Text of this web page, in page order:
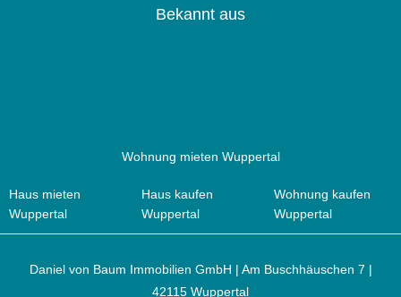
Bekannt aus
Wohnung mieten Wuppertal
Haus mieten
Wuppertal
Haus kaufen
Wuppertal
Wohnung kaufen
Wuppertal
Daniel von Baum Immobilien GmbH | Am Buschhäuschen 7 |
42115 Wuppertal